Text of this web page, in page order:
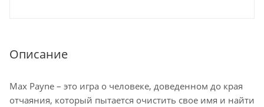
Описание
Max Payne – это игра о человеке, доведенном до края
отчаяния, который пытается очистить свое имя и найти